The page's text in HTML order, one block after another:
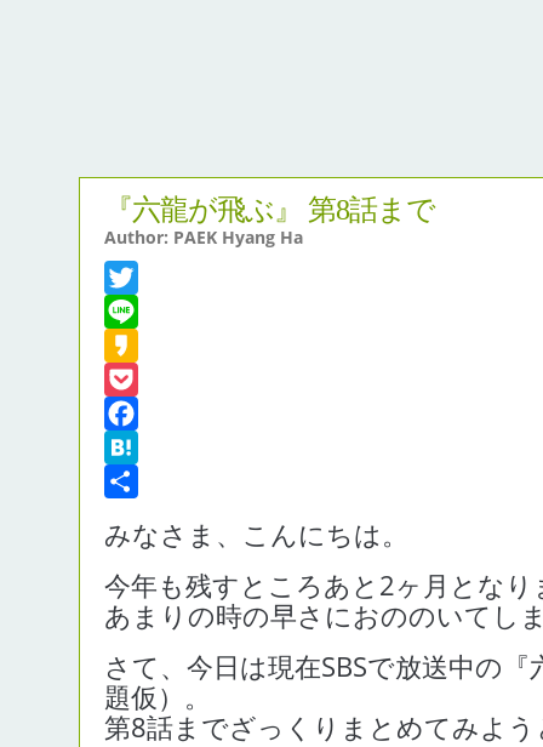
『六龍が飛ぶ』 第8話まで
Author: PAEK Hyang Ha
Twitter
Line
Kakao
Pocket
Facebook
Hatena
有
みなさま、こんにちは。
今年も残すところあと2ヶ月となり
あまりの時の早さにおののいてし
さて、今日は現在SBSで放送中の
題仮）。
第8話までざっくりまとめてみよ